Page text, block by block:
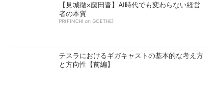
【見城徹×藤田晋】AI時代でも変わらない経営
者の本質
PR(FINCHI on GOETHE)
テスラにおけるギガキャストの基本的な考え方
と方向性【前編】